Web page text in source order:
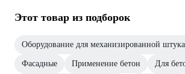
Этот товар из подборок
Оборудование для механизированной
Фасадные Применение бетон Для